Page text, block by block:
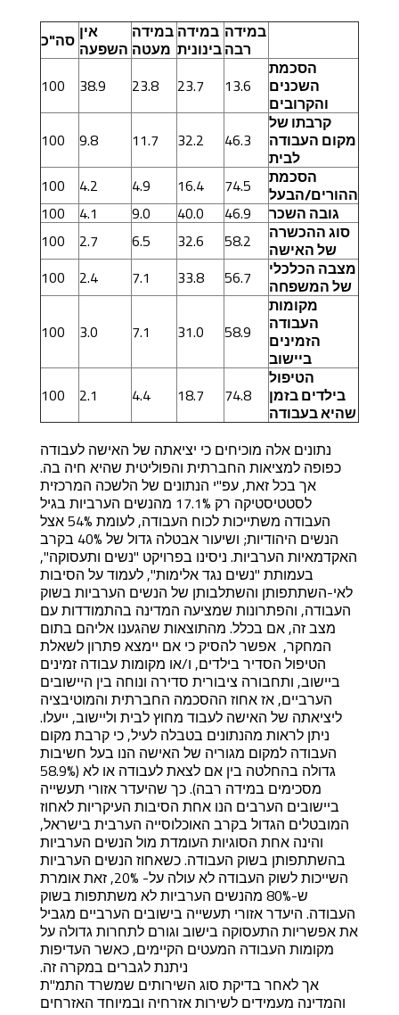
במידה
רבה
במידה
בינונית
במידה
מעטה
אין
השפעה סה"כ
הסכמת
השכנים
והקרובים
13.6
23.7
23.8
38.9
100
קרבתו של
מקום העבודה
לבית
46.3
32.2
11.7
9.8
100
הסכמת
ההורים/הבעל 74.5
16.4
4.9
4.2
100
גובה השכר
46.9
40.0
9.0
4.1
100
סוג ההכשרה
של האישה 58.2
32.6
6.5
2.7
100
מצבה הכלכלי
של המשפחה 56.7
33.8
7.1
2.4
100
מקומות
העבודה
הזמינים
ביישוב
58.9
31.0
7.1
3.0
100
הטיפול
בילדים בזמן
שהיא בעבודה
74.8
18.7
4.4
2.1
100
נתונים אלה מוכיחים כי יציאתה של האישה לעבודה
כפופה למציאות החברתית והפוליטית שהיא חיה בה.
אך בכל זאת, עפ"י הנתונים של הלשכה המרכזית
לסטטיסטיקה רק 17.1% מהנשים הערביות בגיל
העבודה משתייכות לכוח העבודה, לעומת 54% אצל
הנשים היהודיות; ושיעור אבטלה גדול של 40% בקרב
האקדמאיות הערביות. ניסינו בפרויקט "נשים ותעסוקה",
בעמותת "נשים נגד אלימות", לעמוד על הסיבות
לאי-השתתפותן והשתלבותן של הנשים הערביות בשוק
העבודה, והפתרונות שמציעה המדינה בהתמודדות עם
מצב זה, אם בכלל. מהתוצאות שהגענו אליהם בתום
המחקר, אפשר להסיק כי אם יימצא פתרון לשאלת
הטיפול הסדיר בילדים, ו/או מקומות עבודה זמינים
ביישוב, ותחבורה ציבורית סדירה ונוחה בין היישובים
הערביים, אז אחוז ההסכמה החברתית והמוטיבציה
ליציאתה של האישה לעבוד מחוץ לבית וליישוב, ייעלו.
ניתן לראות מהנתונים בטבלה לעיל, כי קרבת מקום
העבודה למקום מגוריה של האישה הנו בעל חשיבות
גדולה בהחלטה בין אם לצאת לעבודה או לא (58.9%
מסכימים במידה רבה). כך שהיעדר אזורי תעשייה
ביישובים הערבים הנו אחת הסיבות העיקריות לאחוז
המובטלים הגדול בקרב האוכלוסייה הערבית בישראל,
והינה אחת הסוגיות העומדת מול הנשים הערביות
בהשתתפותן בשוק העבודה. כשאחוז הנשים הערביות
השייכות לשוק העבודה לא עולה על- 20%, זאת אומרת
ש-80% מהנשים הערביות לא משתתפות בשוק
העבודה. היעדר אזורי תעשייה בישובים הערביים מגביל
את אפשריות התעסוקה בישוב וגורם לתחרות גדולה על
מקומות העבודה המעטים הקיימים, כאשר העדיפות
ניתנת לגברים במקרה זה.
אך לאחר בדיקת סוג השירותים שמשרד התמ"ת
והמדינה מעמידים לשירות אזרחיה ובמיוחד האזרחים